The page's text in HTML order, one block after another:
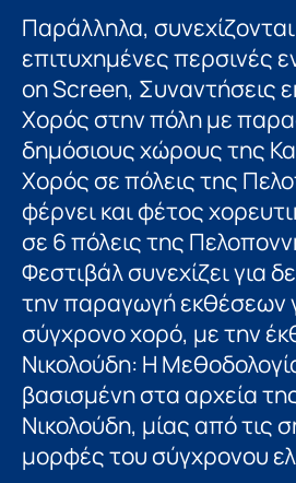
Παράλληλα,
επιτυχημένες περσινές
on Screen, Συναντήσεις
Χορός στην πόλη με
δημόσιους χώρους της
Χορός σε πόλεις της
φέρνει και φέτος
σε 6 πόλεις της
Φεστιβάλ συνεχίζει για
την παραγωγή εκθέσεων
σύγχρονο χορό, με την
Νικολούδη: Η
βασισμένη στα αρχεία
Νικολούδη, μίας από τις
μορφές του σύγχρονου